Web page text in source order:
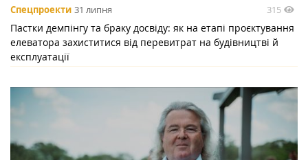
Спецпроекти 31 липня 315
Пастки демпінгу та браку досвіду: як на етапі проєктування
елеватора захиститися від перевитрат на будівництві й
експлуатації